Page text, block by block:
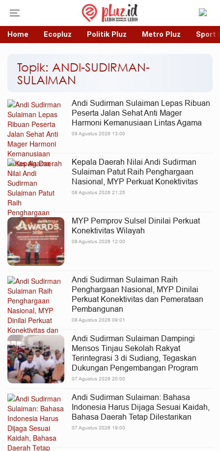
Home Ecopluz Politik Pluz Metro Pluz Sport
Topik: ANDI-SUDIRMAN-
SULAIMAN
Andi Sudirman Sulaiman Lepas Ribuan
Peserta Jalan Sehat Anti Mager
Harmoni Kemanusiaan Lintas Agama
09 Agustus 2026 13:00
Kepala Daerah Nilai Andi Sudirman
Sulaiman Patut Raih Penghargaan
Nasional, MYP Perkuat Konektivitas
08 Agustus 2026 21:25
MYP Pemprov Sulsel Dinilai Perkuat
Konektivitas Wilayah
08 Agustus 2026 12:00
Andi Sudirman Sulaiman Raih
Penghargaan Nasional, MYP Dinilai
Perkuat Konektivitas dan Pemerataan
Pembangunan
08 Agustus 2026 09:01
Andi Sudirman Sulaiman Dampingi
Mensos Tinjau Sekolah Rakyat
Terintegrasi 3 di Sudiang, Tegaskan
Dukungan Pengembangan Program
07 Agustus 2026 20:00
Andi Sudirman Sulaiman: Bahasa
Indonesia Harus Dijaga Sesuai Kaidah,
Bahasa Daerah Tetap Dilestarikan
07 Agustus 2026 19:00